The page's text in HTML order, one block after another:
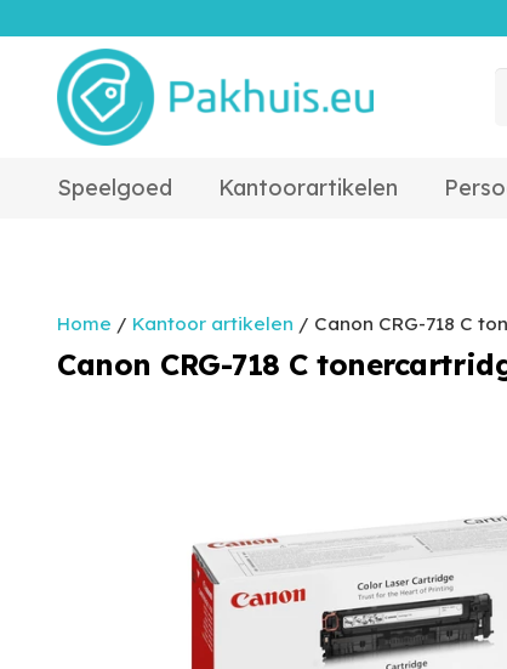
Speelgoed Kantoorartikelen
Home / Kantoor artikelen / Canon CRG-718 C
Canon CRG-718 C